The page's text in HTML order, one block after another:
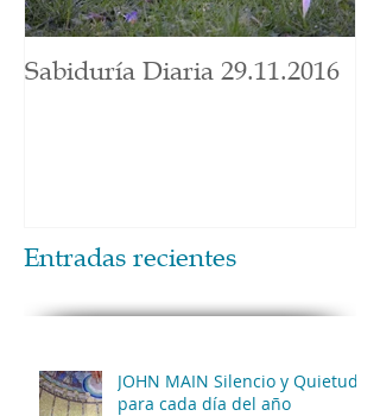
Sabiduría Diaria 29.11.2016
Entradas recientes
JOHN MAIN Silencio y Quietud
para cada día del año